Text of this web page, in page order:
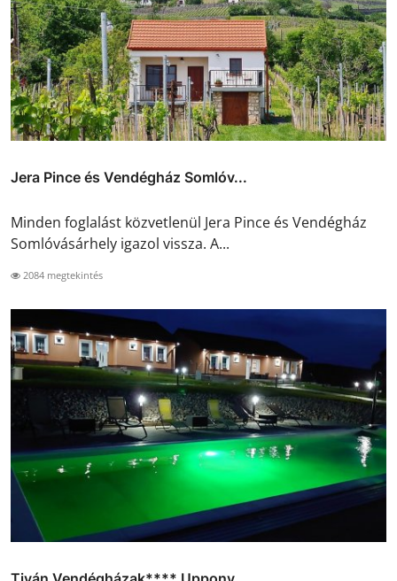
Jera Pince és Vendégház Somlóv...
Minden foglalást közvetlenül Jera Pince és Vendégház
Somlóvásárhely igazol vissza. A...
2084 megtekintés